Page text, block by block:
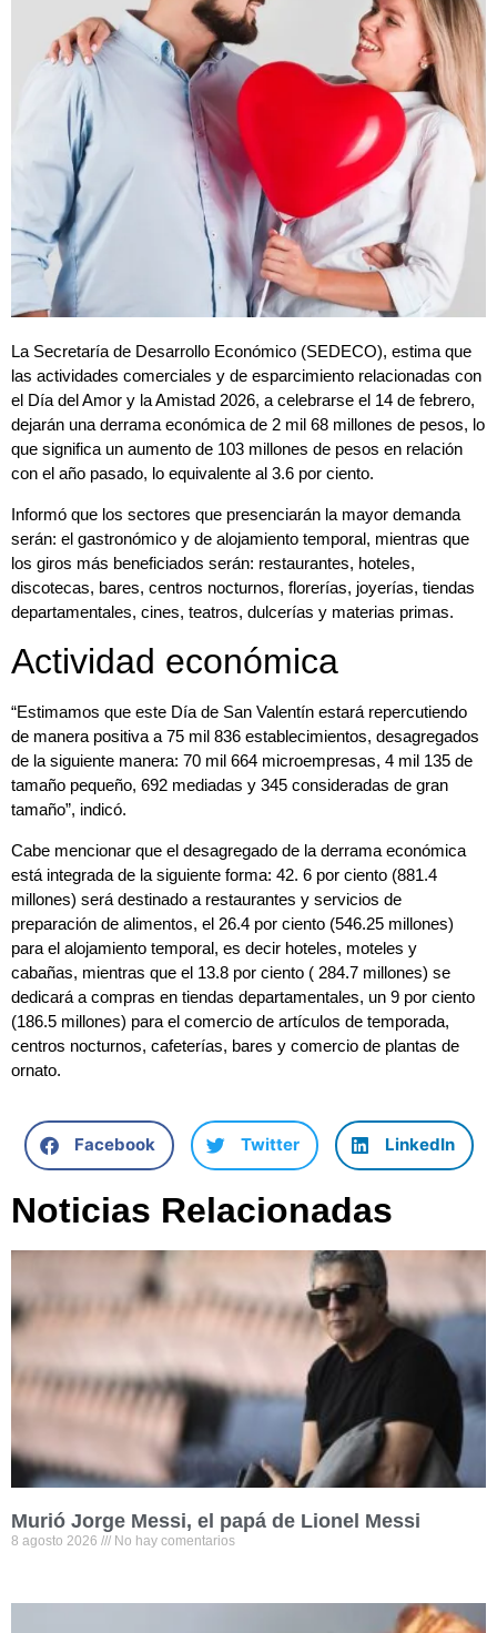
La Secretaría de Desarrollo Económico (SEDECO), estima que
las actividades comerciales y de esparcimiento relacionadas con
el Día del Amor y la Amistad 2026, a celebrarse el 14 de febrero,
dejarán una derrama económica de 2 mil 68 millones de pesos, lo
que significa un aumento de 103 millones de pesos en relación
con el año pasado, lo equivalente al 3.6 por ciento.
Informó que los sectores que presenciarán la mayor demanda
serán: el gastronómico y de alojamiento temporal, mientras que
los giros más beneficiados serán: restaurantes, hoteles,
discotecas, bares, centros nocturnos, florerías, joyerías, tiendas
departamentales, cines, teatros, dulcerías y materias primas.
Actividad económica
“Estimamos que este Día de San Valentín estará repercutiendo
de manera positiva a 75 mil 836 establecimientos, desagregados
de la siguiente manera: 70 mil 664 microempresas, 4 mil 135 de
tamaño pequeño, 692 mediadas y 345 consideradas de gran
tamaño”, indicó.
Cabe mencionar que el desagregado de la derrama económica
está integrada de la siguiente forma: 42. 6 por ciento (881.4
millones) será destinado a restaurantes y servicios de
preparación de alimentos, el 26.4 por ciento (546.25 millones)
para el alojamiento temporal, es decir hoteles, moteles y
cabañas, mientras que el 13.8 por ciento ( 284.7 millones) se
dedicará a compras en tiendas departamentales, un 9 por ciento
(186.5 millones) para el comercio de artículos de temporada,
centros nocturnos, cafeterías, bares y comercio de plantas de
ornato.
Facebook Twitter LinkedIn
Noticias Relacionadas
Murió Jorge Messi, el papá de Lionel Messi
8 agosto 2026 No hay comentarios